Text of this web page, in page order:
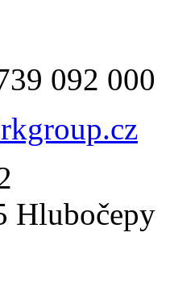
092 000
Hlubočepy